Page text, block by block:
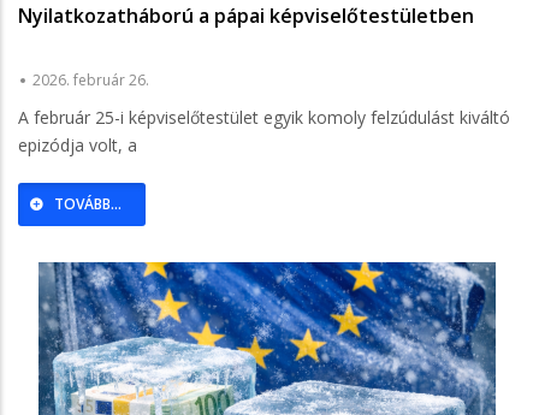
Nyilatkozatháború a pápai képviselőtestületben
2026. február 26.
A február 25-i képviselőtestület egyik komoly felzúdulást kiváltó
epizódja volt, a
TOVÁBB...